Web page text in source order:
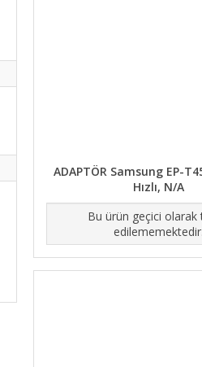
ADAPTÖR Samsung EP-
Hızlı, N/A
Bu ürün geçici olarak